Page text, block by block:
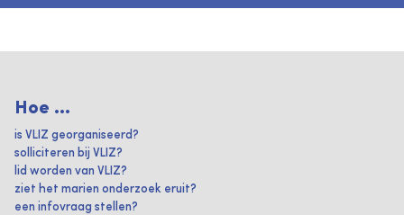
Hoe ...
is VLIZ georganiseerd?
solliciteren bij VLIZ?
lid worden van VLIZ?
ziet het marien onderzoek eruit?
een infovraag stellen?